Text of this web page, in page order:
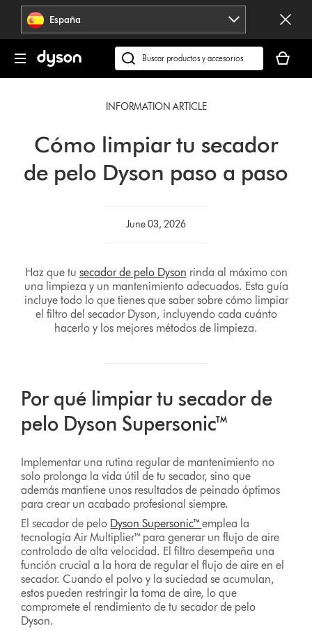
Omitir
navegación España
Buscar
en
cesta
está
INFORMATION ARTICLE
Cómo limpiar tu secador
de pelo Dyson paso a paso
June 03, 2026
Haz que tu secador de pelo Dyson rinda al máximo con
una limpieza y un mantenimiento adecuados. Esta guía
incluye todo lo que tienes que saber sobre cómo limpiar
el filtro del secador Dyson, incluyendo cada cuánto
hacerlo y los mejores métodos de limpieza.
Por qué limpiar tu secador de
pelo Dyson Supersonic™
Implementar una rutina regular de mantenimiento no
solo prolonga la vida útil de tu secador, sino que
además mantiene unos resultados de peinado óptimos
para crear un acabado profesional siempre.
El secador de pelo Dyson Supersonic™emplea la
tecnología Air Multiplier™ para generar un flujo de aire
controlado de alta velocidad. El filtro desempeña una
función crucial a la hora de regular el flujo de aire en el
secador. Cuando el polvo y la suciedad se acumulan,
estos pueden restringir la toma de aire, lo que
compromete el rendimiento de tu secador de pelo
Dyson.